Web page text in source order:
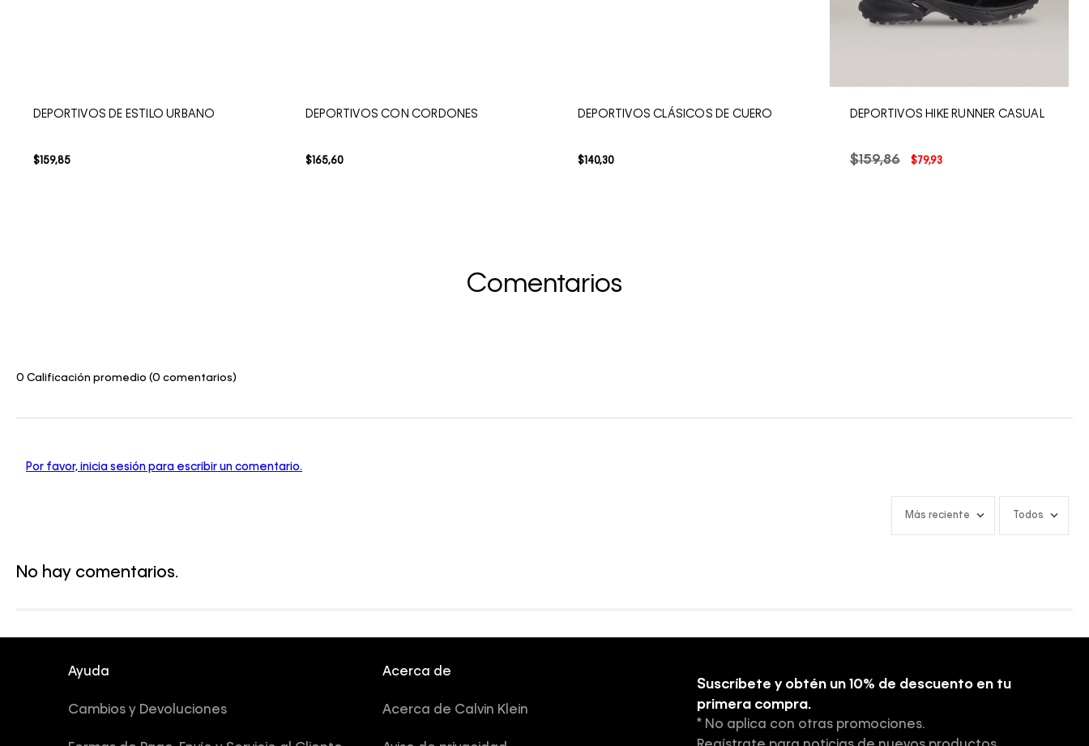
DEPORTIVOS DE ESTILO URBANO
$159,85
DEPORTIVOS CON CORDONES
$165,60
DEPORTIVOS CLÁSICOS DE CUERO
$140,30
DEPORTIVOS HIKE RUNNER CASUAL
$159,86 $79,93
Comentarios
0 Calificación promedio (0 comentarios)
Por favor, inicia sesión para escribir un comentario.
Más reciente Todos
No hay comentarios.
Ayuda
Cambios y Devoluciones
Acerca de
Acerca de Calvin Klein
Suscríbete y obtén un 10% de descuento en tu
primera compra.
* No aplica con otras promociones.